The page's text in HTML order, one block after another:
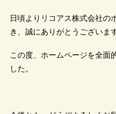
日頃よりリコアス株式会社の
き、誠にありがとうございます
この度、ホームページを全面
した。